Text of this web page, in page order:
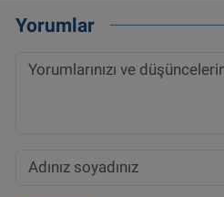
Yorumlar